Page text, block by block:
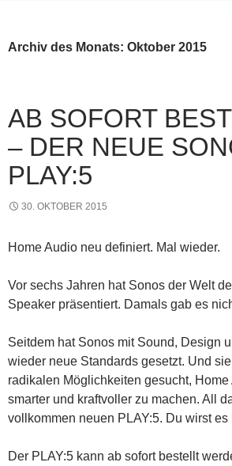
Archiv des Monats: Oktober 2015
AB SOFORT
– DER NEUE
PLAY:5
30. OKTOBER 2015
Home Audio neu definiert. Mal wieder.
Vor sechs Jahren hat Sonos der Welt
Speaker präsentiert. Damals gab es
Seitdem hat Sonos mit Sound, Design
wieder neue Standards gesetzt. Und
radikalen Möglichkeiten gesucht,
smarter und kraftvoller zu machen. All
vollkommen neuen PLAY:5. Du wirst es
Der PLAY:5 kann ab sofort bestellt